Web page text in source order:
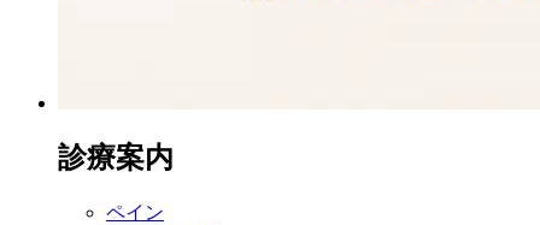
診療案内
ペイン